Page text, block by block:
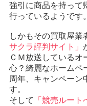
強引に商品を持って
行っているようです。
しかもその買取屋業
サクラ評判サイト」
ＣＭ放送しているオ
心？綺麗なホームペ
周年、キャンペーン
す。
そして
「競売ルート